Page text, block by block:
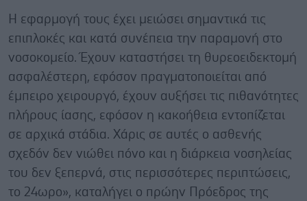
Η εφαρμογή τους έχει μειώσει σημαντικά τις
επιπλοκές και κατά συνέπεια την παραμονή στο
νοσοκομείο. Έχουν καταστήσει τη θυρεοειδεκτομή
ασφαλέστερη, εφόσον πραγματοποιείται από
έμπειρο χειρουργό, έχουν αυξήσει τις πιθανότητες
πλήρους ίασης, εφόσον η κακοήθεια εντοπίζεται
σε αρχικά στάδια. Χάρις σε αυτές ο ασθενής
σχεδόν δεν νιώθει πόνο και η διάρκεια νοσηλείας
του δεν ξεπερνά, στις περισσότερες περιπτώσεις,
το 24ωρο», καταλήγει ο πρώην Πρόεδρος της